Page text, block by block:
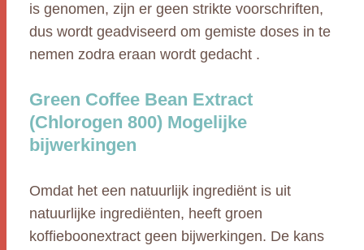
is genomen, zijn er geen strikte voorschriften,
dus wordt geadviseerd om gemiste doses in te
nemen zodra eraan wordt gedacht .
Green Coffee Bean Extract
(Chlorogen 800) Mogelijke
bijwerkingen
Omdat het een natuurlijk ingrediënt is uit
natuurlijke ingrediënten, heeft groen
koffieboonextract geen bijwerkingen. De kans